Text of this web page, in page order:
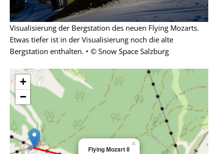
Visualisierung der Bergstation des neuen Flying Mozarts.
Etwas tiefer ist in der Visualisierung noch die alte
Bergstation enthalten. • © Snow Space Salzburg
Flying Mozart II
×
+
−